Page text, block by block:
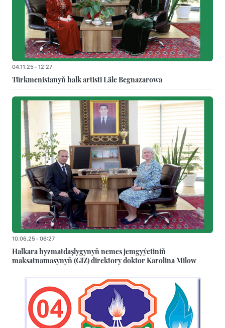
04.11.25 - 12:27
Türkmenistanyň halk artisti Läle Begnazarowa
10.06.25 - 06:27
Halkara hyzmatdaşlygynyň nemes jemgyýetiniň
maksatnamasynyň (GIZ) direktory doktor Karolina Milow